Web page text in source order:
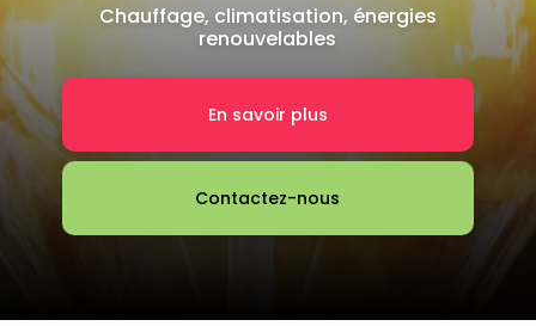
Chauffage, climatisation, énergies
renouvelables
En savoir plus
Contactez-nous